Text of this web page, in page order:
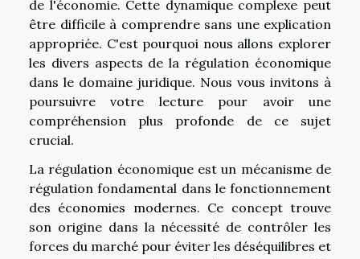
de l'économie. Cette dynamique complexe peut
être difficile à comprendre sans une explication
appropriée. C'est pourquoi nous allons explorer
les divers aspects de la régulation économique
dans le domaine juridique. Nous vous invitons à
poursuivre votre lecture pour avoir une
compréhension plus profonde de ce sujet
crucial.
La régulation économique est un mécanisme de
régulation fondamental dans le fonctionnement
des économies modernes. Ce concept trouve
son origine dans la nécessité de contrôler les
forces du marché pour éviter les déséquilibres et